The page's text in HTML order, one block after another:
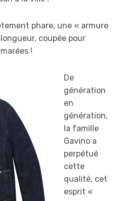
phare, une « armure
coupée pour
!
De
génération
en
génération,
la famille
Gavino a
perpétué
cette
qualité, cet
esprit «